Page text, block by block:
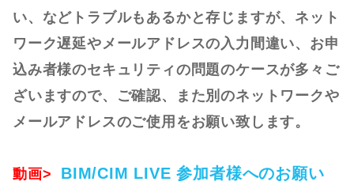
い、などトラブルもあるかと存じますが、ネット
ワーク遅延やメールアドレスの入力間違い、お申
込み者様のセキュリティの問題のケースが多々ご
ざいますので、ご確認、また別のネットワークや
メールアドレスのご使用をお願い致します。
動画> BIM/CIM LIVE 参加者様へのお願い